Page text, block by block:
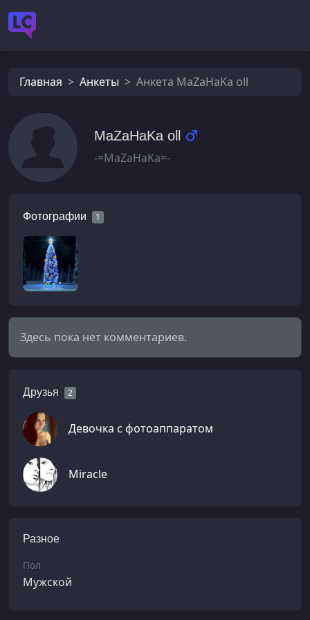
Главная Анкеты Анкета MaZaHaKa oll
MaZaHaKa oll
-=MaZaHaKa=-
Фотографии 1
Здесь пока нет комментариев.
Друзья 2
Девочка с фотоаппаратом
Miracle
Разное
Пол
Мужской